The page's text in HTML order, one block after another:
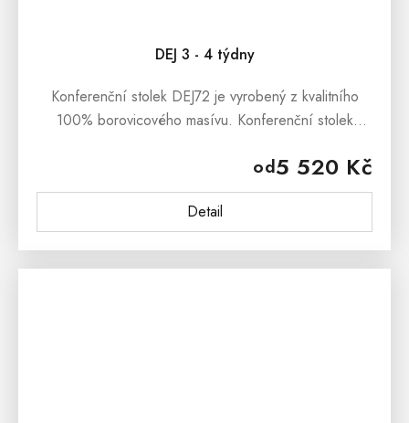
DEJ 3 - 4 týdny
od5 520 Kč
Detail
Konferenční stolek DEJ72 je vyrobený z kvalitního
100% borovicového masívu. Konferenční stolek
zabraňuje jemným škrábancům....